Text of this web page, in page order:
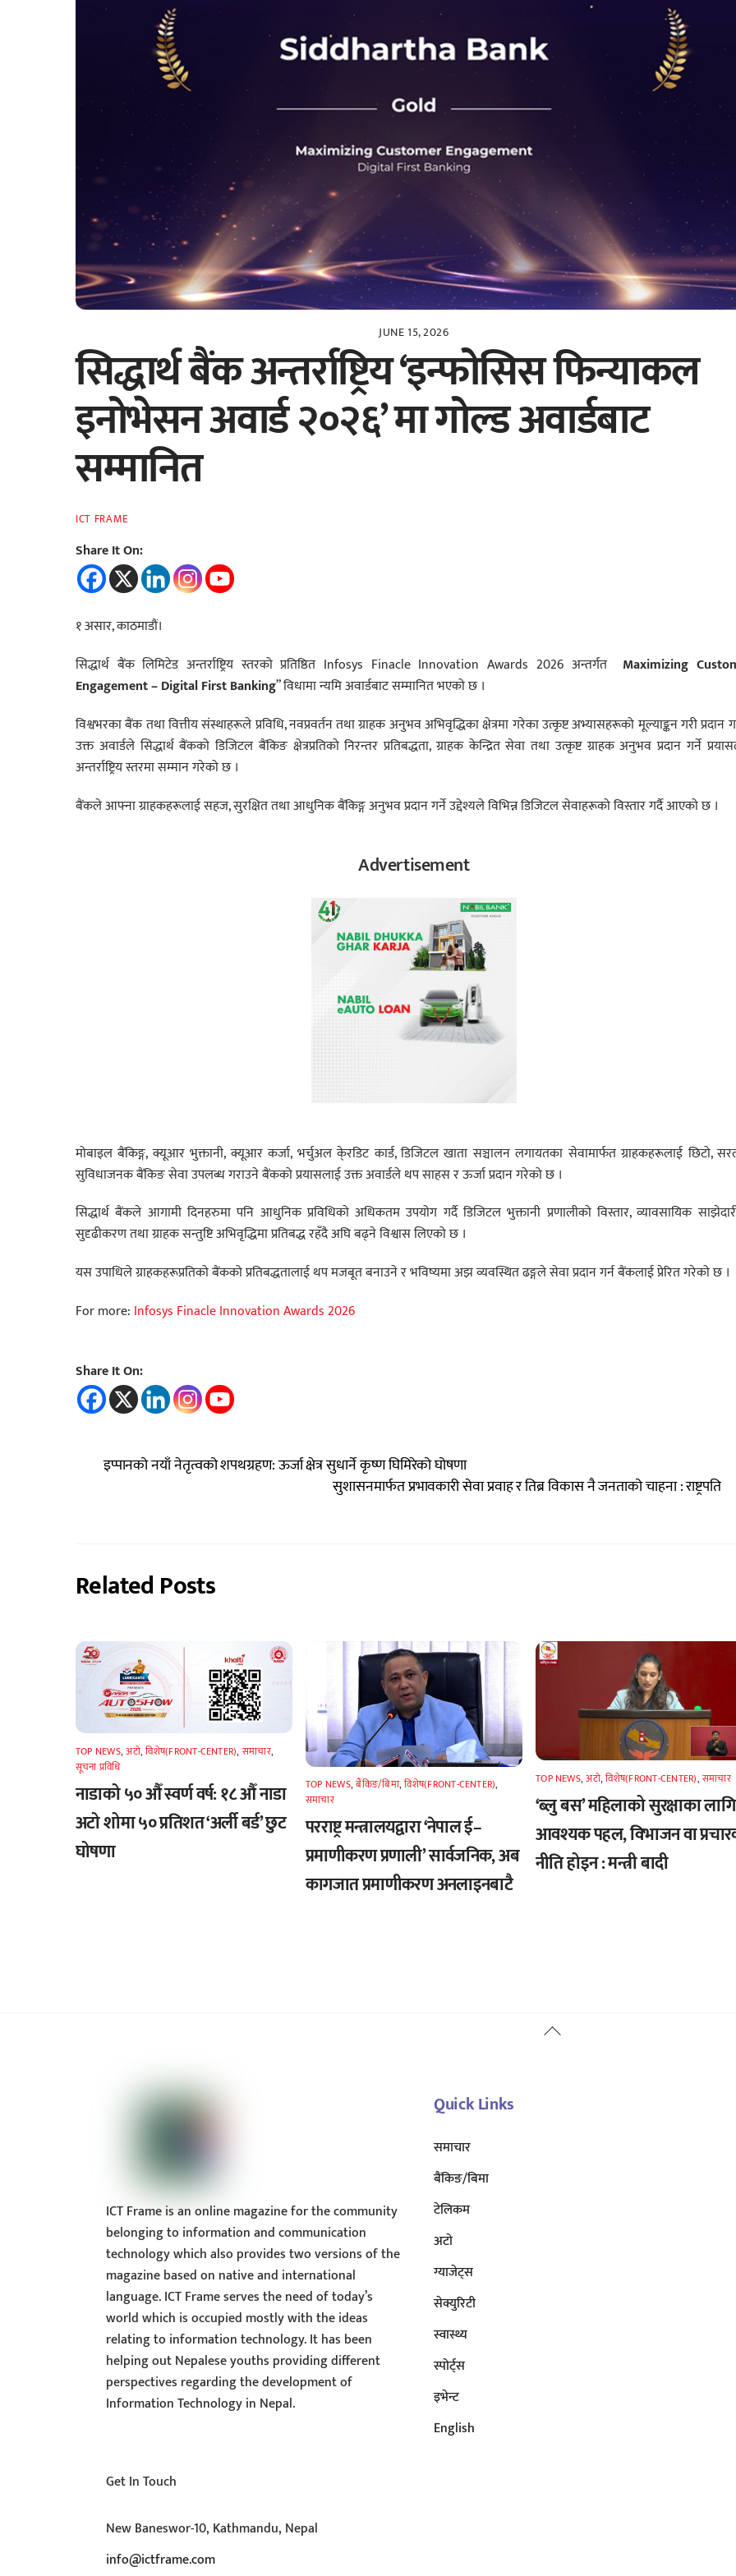
JUNE 15, 2026
सिद्धार्थ बैंक अन्तर्राष्ट्रिय ‘इन्फोसिस फिन्याकल
इनोभेसन अवार्ड २०२६’ मा गोल्ड अवार्डबाट
सम्मानित
ICT FRAME
Share It On:
१ असार, काठमाडौं।
सिद्धार्थ बैंक लिमिटेड अन्तर्राष्ट्रिय स्तरको प्रतिष्ठित Infosys Finacle Innovation Awards 2026 अन्तर्गत Maximizing
Engagement – Digital First Banking” विधामा न्यमि अवार्डबाट सम्मानित भएको छ ।
विश्वभरका बैंक तथा वित्तीय संस्थाहरूले प्रविधि, नवप्रवर्तन तथा ग्राहक अनुभव अभिवृद्धिका क्षेत्रमा गरेका उत्कृष्ट अभ्यासहरूको मूल्याङ्कन गरी प्रदान
उक्त अवार्डले सिद्धार्थ बैंकको डिजिटल बैंकिङ क्षेत्रप्रतिको निरन्तर प्रतिबद्धता, ग्राहक केन्द्रित सेवा तथा उत्कृष्ट ग्राहक अनुभव प्रदान गर्ने
अन्तर्राष्ट्रिय स्तरमा सम्मान गरेको छ ।
बैंकले आफ्ना ग्राहकहरूलाई सहज, सुरक्षित तथा आधुनिक बैंकिङ्ग अनुभव प्रदान गर्ने उद्देश्यले विभिन्न डिजिटल सेवाहरूको विस्तार गर्दै आएको छ ।
Advertisement
मोबाइल बैंकिङ्ग, क्यूआर भुक्तानी, क्यूआर कर्जा, भर्चुअल के्रडिट कार्ड, डिजिटल खाता सञ्चालन लगायतका सेवामार्फत ग्राहकहरूलाई छिटो,
सुविधाजनक बैंकिङ सेवा उपलब्ध गराउने बैंकको प्रयासलाई उक्त अवार्डले थप साहस र ऊर्जा प्रदान गरेको छ ।
सिद्धार्थ बैंकले आगामी दिनहरुमा पनि आधुनिक प्रविधिको अधिकतम उपयोग गर्दै डिजिटल भुक्तानी प्रणालीको विस्तार, व्यावसायिक
सुदृढीकरण तथा ग्राहक सन्तुष्टि अभिवृद्धिमा प्रतिबद्ध रहँदै अघि बढ्ने विश्वास लिएको छ ।
यस उपाधिले ग्राहकहरूप्रतिको बैंकको प्रतिबद्धतालाई थप मजबूत बनाउने र भविष्यमा अझ व्यवस्थित ढङ्गले सेवा प्रदान गर्न बैंकलाई प्रेरित गरेको छ ।
For more: Infosys Finacle Innovation Awards 2026
Share It On:
इप्पानको नयाँ नेतृत्वको शपथग्रहण: ऊर्जा क्षेत्र सुधार्ने कृष्ण घिमिरेको घोषणा
सुशासनमार्फत प्रभावकारी सेवा प्रवाह र तिब्र विकास नै जनताको चाहना : राष्ट्रपति
Related Posts
TOP NEWS,अटाे,विशेष(FRONT-CENTER), समाचार,
सूचना प्रविधि
नाडाको ५० औँ स्वर्ण वर्ष: १८ औँ नाडा
अटो शोमा ५० प्रतिशत ‘अर्ली बर्ड’ छुट
घोषणा
TOP NEWS,बैंकिङ/बिमा,विशेष(FRONT-CENTER),
समाचार
परराष्ट्र मन्त्रालयद्वारा ‘नेपाल ई–
प्रमाणीकरण प्रणाली’ सार्वजनिक, अब
कागजात प्रमाणीकरण अनलाइनबाटै
TOP NEWS,अटाे,विशेष(FRONT-CENTER),समाचार
‘ब्लु बस’ महिलाको सुरक्षाका लागि
आवश्यक पहल, विभाजन वा
नीति होइन : मन्त्री बादी
Back
ICT Frame is an online magazine for the community
belonging to information and communication
technology which also provides two versions of the
magazine based on native and international
language. ICT Frame serves the need of today’s
world which is occupied mostly with the ideas
relating to information technology. It has been
helping out Nepalese youths providing different
perspectives regarding the development of
Information Technology in Nepal.
Quick Links
समाचार
बैंकिङ/बिमा
टेलिकम
अटाे
ग्याजेट्स
सेक्युरिटी
स्वास्थ्य
स्पोर्ट्स
इभेन्ट
English
Get In Touch
New Baneswor-10, Kathmandu, Nepal
info@ictframe.com